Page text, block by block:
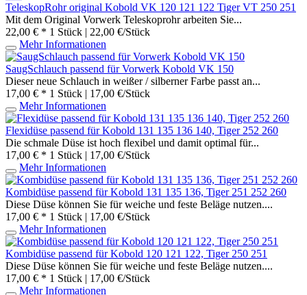
TeleskopRohr original Kobold VK 120 121 122 Tiger VT 250 251
Mit dem Original Vorwerk Teleskoprohr arbeiten Sie...
22,00 € * 1 Stück | 22,00 €/Stück
Mehr Informationen
SaugSchlauch passend für Vorwerk Kobold VK 150
Dieser neue Schlauch in weißer / silberner Farbe passt an...
17,00 € * 1 Stück | 17,00 €/Stück
Mehr Informationen
Flexidüse passend für Kobold 131 135 136 140, Tiger 252 260
Die schmale Düse ist hoch flexibel und damit optimal für...
17,00 € * 1 Stück | 17,00 €/Stück
Mehr Informationen
Kombidüse passend für Kobold 131 135 136, Tiger 251 252 260
Diese Düse können Sie für weiche und feste Beläge nutzen....
17,00 € * 1 Stück | 17,00 €/Stück
Mehr Informationen
Kombidüse passend für Kobold 120 121 122, Tiger 250 251
Diese Düse können Sie für weiche und feste Beläge nutzen....
17,00 € * 1 Stück | 17,00 €/Stück
Mehr Informationen